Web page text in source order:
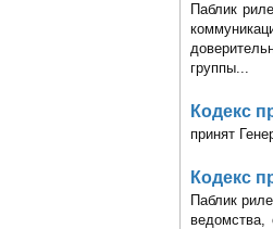
Паблик
группы...
Кодекс
принят
Кодекс
Паблик
ведомства,